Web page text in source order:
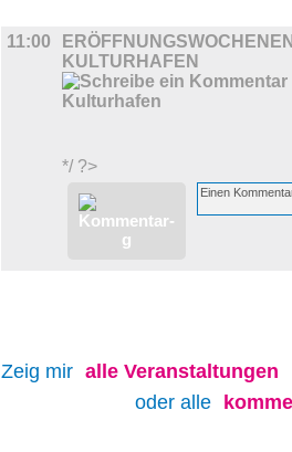
11:00
KULTURHAFEN
*/ ?>
Zeig mir alle Veranstaltungen
oder alle